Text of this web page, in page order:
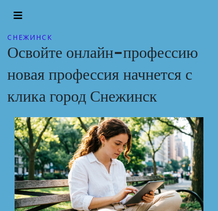
СНЕЖИНСК
Освойте онлайн-профессию
новая профессия начнется с
клика город Снежинск